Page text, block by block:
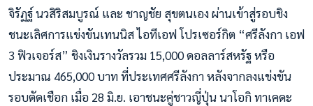
จิรัฏฐ์ นวสิริสมบูรณ์ และ ชาญชัย สุขตนเอง ผ่านเข้าสู่รอบชิง
ชนะเลิศการแข่งขันเทนนิส ไอทีเอฟ โปรเซอร์กิต “ศรีลังกา เอฟ
3 ฟิวเจอร์ส” ชิงเงินรางวัลรวม 15,000 ดอลลาร์สหรัฐ หรือ
ประมาณ 465,000 บาท ที่ประเทศศรีลังกา หลังจากลงแข่งขัน
รอบตัดเชือก เมื่อ 28 มิ.ย. เอาชนะคู่ชาวญี่ปุ่น นาโอกิ ทาเคดะ